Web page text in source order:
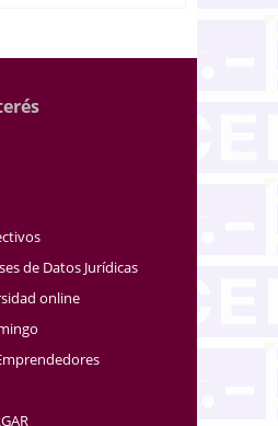
de Datos Jurídicas
online